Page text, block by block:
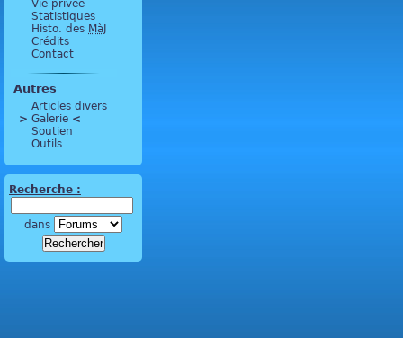
Vie privée
Statistiques
Histo. des MàJ
Crédits
Contact
Autres
Articles divers
> Galerie <
Soutien
Outils
Recherche :
dans